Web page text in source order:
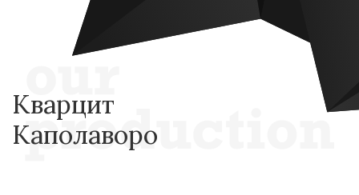
Кварцит
Каполаворо